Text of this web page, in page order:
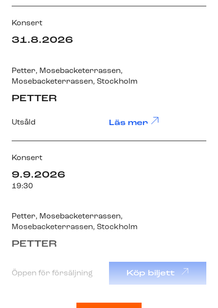
Konsert
31.8.2026
Petter, Mosebacketerrassen,
Mosebacketerrassen, Stockholm
PETTER
Utsåld Läs mer
Konsert
9.9.2026
19:30
Petter, Mosebacketerrassen,
Mosebacketerrassen, Stockholm
PETTER
Öppen för försäljning Köp biljett